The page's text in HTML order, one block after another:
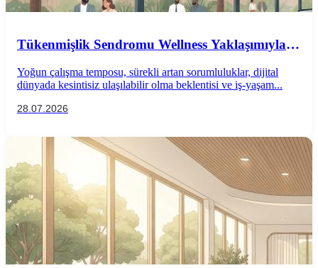
Tükenmişlik Sendromu Wellness Yaklaşımıyla
Yoğun çalışma temposu, sürekli artan sorumluluklar, dijital
dünyada kesintisiz ulaşılabilir olma beklentisi ve iş-yaşam...
28.07.2026